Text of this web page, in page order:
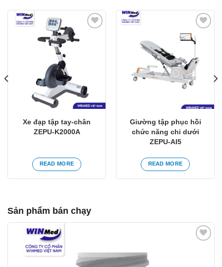
Xe đạp tập tay-chân
ZEPU-K2000A
READ MORE
thích
Giường tập phục hồi
chức năng chi dưới
ZEPU-AI5
READ MORE
Sản phẩm bán chạy